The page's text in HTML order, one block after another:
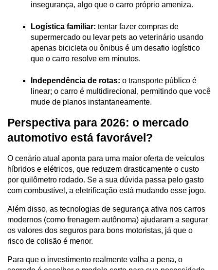
insegurança, algo que o carro próprio ameniza.
Logística familiar: tentar fazer compras de
supermercado ou levar pets ao veterinário usando
apenas bicicleta ou ônibus é um desafio logístico
que o carro resolve em minutos.
Independência de rotas: o transporte público é
linear; o carro é multidirecional, permitindo que você
mude de planos instantaneamente.
Perspectiva para 2026: o mercado
automotivo está favorável?
O cenário atual aponta para uma maior oferta de veículos
híbridos e elétricos, que reduzem drasticamente o custo
por quilômetro rodado. Se a sua dúvida passa pelo gasto
com combustível, a eletrificação está mudando esse jogo.
Além disso, as tecnologias de segurança ativa nos carros
modernos (como frenagem autônoma) ajudaram a segurar
os valores dos seguros para bons motoristas, já que o
risco de colisão é menor.
Para que o investimento realmente valha a pena, o